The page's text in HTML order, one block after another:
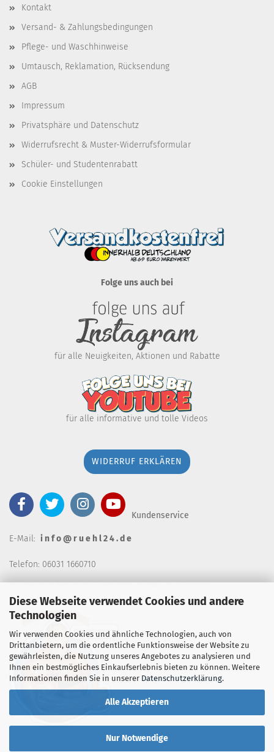
Diese Webseite verwendet Cookies und andere
Technologien
Wir verwenden Cookies und ähnliche Technologien, auch von
Drittanbietern, um die ordentliche Funktionsweise der Website zu
gewährleisten, die Nutzung unseres Angebotes zu analysieren und
Ihnen ein bestmögliches Einkaufserlebnis bieten zu können. Weitere
Informationen finden Sie in unserer Datenschutzerklärung.
Alle Akzeptieren
Nur Notwendige
Kontakt
Versand- & Zahlungsbedingungen
Pflege- und Waschhinweise
Umtausch, Reklamation, Rücksendung
AGB
Impressum
Privatsphäre und Datenschutz
Widerrufsrecht & Muster-Widerrufsformular
Schüler- und Studentenrabatt
Cookie Einstellungen
Folge uns auch bei
für alle Neuigkeiten, Aktionen und Rabatte
für alle informative und tolle Videos
WIDERRUF ERKLÄREN
Kundenservice
E-Mail: i n f o @ r u e h l 2 4 . d e
Telefon: 06031 1660710